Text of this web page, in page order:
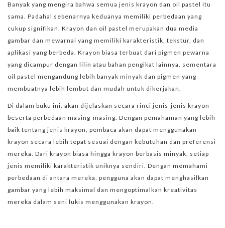
Banyak yang mengira bahwa semua jenis krayon dan oil pastel itu
sama. Padahal sebenarnya keduanya memiliki perbedaan yang
cukup signifikan. Krayon dan oil pastel merupakan dua media
gambar dan mewarnai yang memiliki karakteristik, tekstur, dan
aplikasi yang berbeda. Krayon biasa terbuat dari pigmen pewarna
yang dicampur dengan lilin atau bahan pengikat lainnya, sementara
oil pastel mengandung lebih banyak minyak dan pigmen yang
membuatnya lebih lembut dan mudah untuk dikerjakan.
Di dalam buku ini, akan dijelaskan secara rinci jenis-jenis krayon
beserta perbedaan masing-masing. Dengan pemahaman yang lebih
baik tentang jenis krayon, pembaca akan dapat menggunakan
krayon secara lebih tepat sesuai dengan kebutuhan dan preferensi
mereka. Dari krayon biasa hingga krayon berbasis minyak, setiap
jenis memiliki karakteristik uniknya sendiri. Dengan memahami
perbedaan di antara mereka, pengguna akan dapat menghasilkan
gambar yang lebih maksimal dan mengoptimalkan kreativitas
mereka dalam seni lukis menggunakan krayon.